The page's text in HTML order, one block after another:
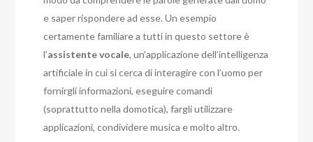
e saper rispondere ad esse. Un esempio
certamente familiare a tutti in questo settore è
l’assistente vocale, un’applicazione dell’intelligenza
artificiale in cui si cerca di interagire con l’uomo per
fornirgli informazioni, eseguire comandi
(soprattutto nella domotica), fargli utilizzare
applicazioni, condividere musica e molto altro.